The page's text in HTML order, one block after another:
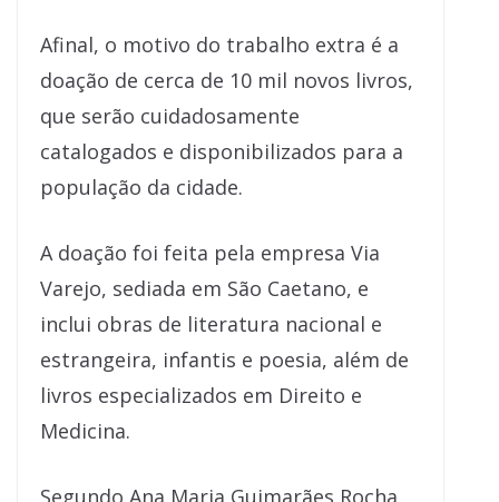
Afinal, o motivo do trabalho extra é a
doação de cerca de 10 mil novos livros,
que serão cuidadosamente
catalogados e disponibilizados para a
população da cidade.
A doação foi feita pela empresa Via
Varejo, sediada em São Caetano, e
inclui obras de literatura nacional e
estrangeira, infantis e poesia, além de
livros especializados em Direito e
Medicina.
Segundo Ana Maria Guimarães Rocha,